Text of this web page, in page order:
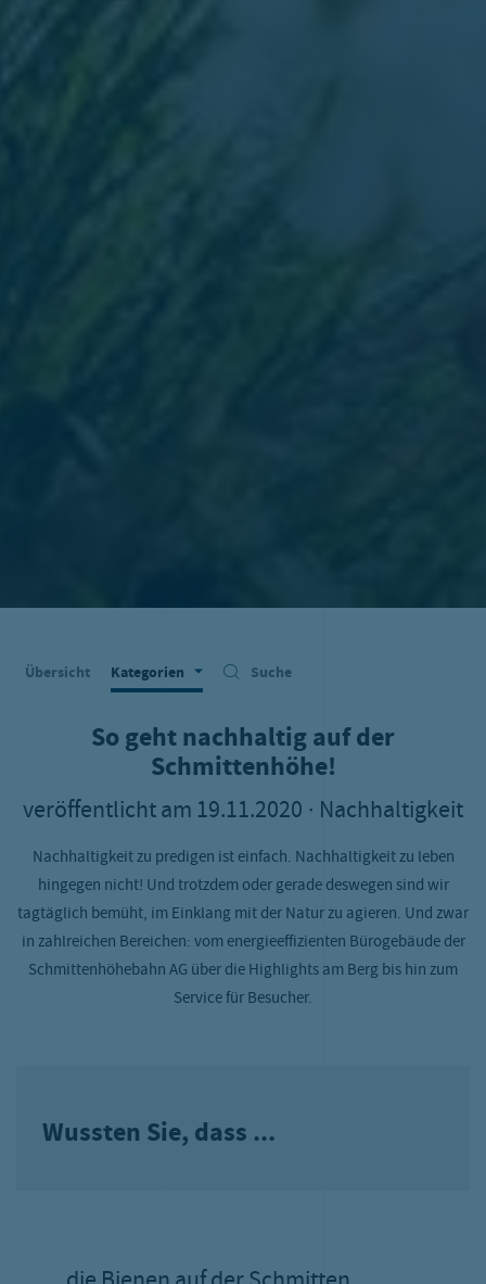
Übersicht Kategorien Suche
So geht nachhaltig auf der
Schmittenhöhe!
veröffentlicht am 19.11.2020 · Nachhaltigkeit
Nachhaltigkeit zu predigen ist einfach. Nachhaltigkeit zu leben
hingegen nicht! Und trotzdem oder gerade deswegen sind wir
tagtäglich bemüht, im Einklang mit der Natur zu agieren. Und zwar
in zahlreichen Bereichen: vom energieeffizienten Bürogebäude der
Schmittenhöhebahn AG über die Highlights am Berg bis hin zum
Service für Besucher.
Wussten Sie, dass ...